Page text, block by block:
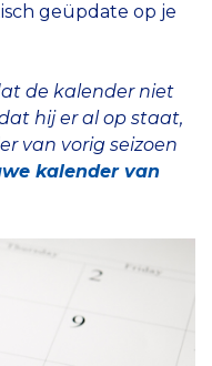
geüpdate op je
de kalender niet
hij er al op staat,
van vorig seizoen
kalender van